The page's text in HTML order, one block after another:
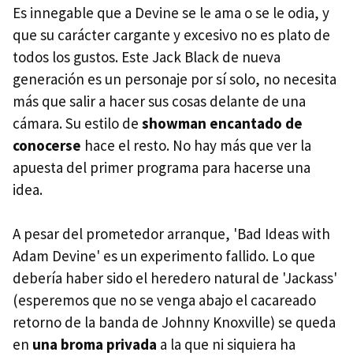
Es innegable que a Devine se le ama o se le odia, y
que su carácter cargante y excesivo no es plato de
todos los gustos. Este Jack Black de nueva
generación es un personaje por sí solo, no necesita
más que salir a hacer sus cosas delante de una
cámara. Su estilo de showman encantado de
conocerse hace el resto. No hay más que ver la
apuesta del primer programa para hacerse una
idea.
A pesar del prometedor arranque, 'Bad Ideas with
Adam Devine' es un experimento fallido. Lo que
debería haber sido el heredero natural de 'Jackass'
(esperemos que no se venga abajo el cacareado
retorno de la banda de Johnny Knoxville) se queda
en una broma privada a la que ni siquiera ha